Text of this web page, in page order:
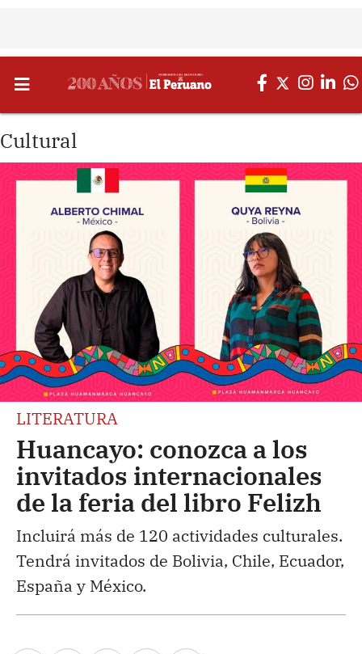
Cultural
LITERATURA
Huancayo: conozca a los
invitados internacionales
de la feria del libro Felizh
Incluirá más de 120 actividades culturales.
Tendrá invitados de Bolivia, Chile, Ecuador,
España y México.